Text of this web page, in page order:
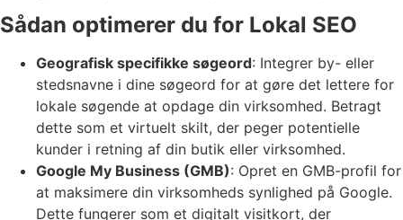
Sådan optimerer du for Lokal SEO
Geografisk specifikke søgeord: Integrer by- eller
stedsnavne i dine søgeord for at gøre det lettere for
lokale søgende at opdage din virksomhed. Betragt
dette som et virtuelt skilt, der peger potentielle
kunder i retning af din butik eller virksomhed.
Google My Business (GMB): Opret en GMB-profil for
at maksimere din virksomheds synlighed på Google.
Dette fungerer som et digitalt visitkort, der